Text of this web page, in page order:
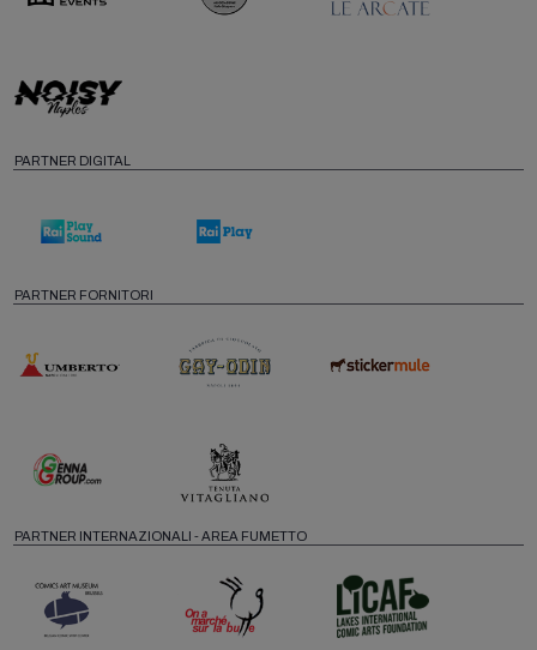
PARTNER DIGITAL
PARTNER FORNITORI
PARTNER INTERNAZIONALI - AREA FUMETTO